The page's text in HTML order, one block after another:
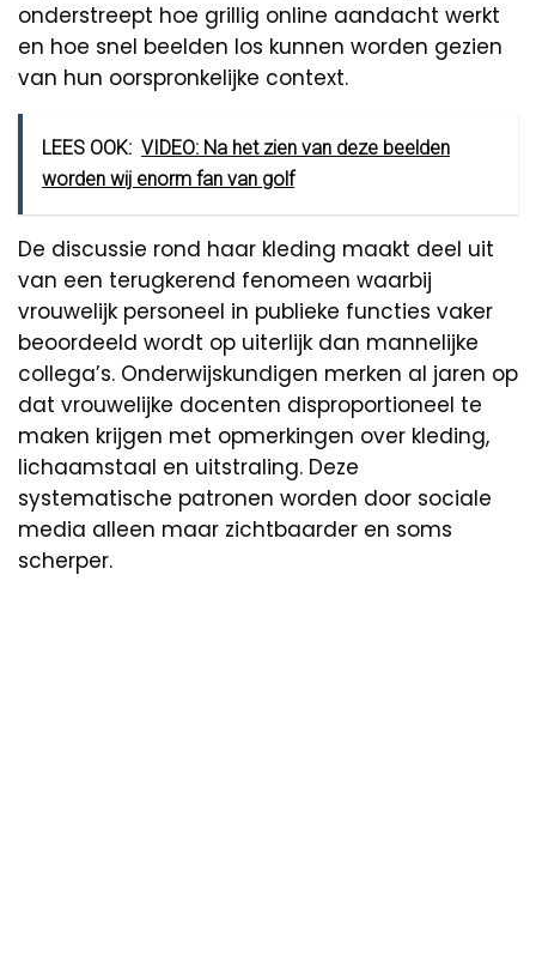
onderstreept hoe grillig online aandacht werkt
en hoe snel beelden los kunnen worden gezien
van hun oorspronkelijke context.
LEES OOK: VIDEO: Na het zien van deze beelden
worden wij enorm fan van golf
De discussie rond haar kleding maakt deel uit
van een terugkerend fenomeen waarbij
vrouwelijk personeel in publieke functies vaker
beoordeeld wordt op uiterlijk dan mannelijke
collega’s. Onderwijskundigen merken al jaren op
dat vrouwelijke docenten disproportioneel te
maken krijgen met opmerkingen over kleding,
lichaamstaal en uitstraling. Deze
systematische patronen worden door sociale
media alleen maar zichtbaarder en soms
scherper.